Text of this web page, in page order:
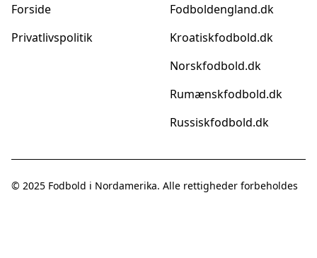
Forside
Privatlivspolitik
Fodboldengland.dk
Kroatiskfodbold.dk
Norskfodbold.dk
Rumænskfodbold.dk
Russiskfodbold.dk
© 2025 Fodbold i Nordamerika. Alle rettigheder forbeholdes